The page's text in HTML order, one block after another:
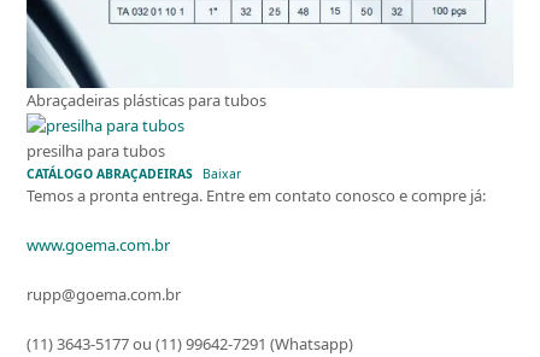
Abraçadeiras plásticas para tubos
presilha para tubos
CATÁLOGO ABRAÇADEIRAS Baixar
Temos a pronta entrega. Entre em contato conosco e compre já:
www.goema.com.br
rupp@goema.com.br
(11) 3643-5177 ou (11) 99642-7291 (Whatsapp)